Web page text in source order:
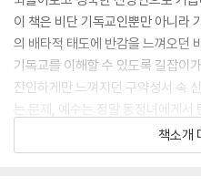
이 책은 비단 기독교인뿐만 아니라
의 배타적 태도에 반감을 느껴오던
기독교를 이해할 수 있도록 길잡이
잔인하게만 느껴지던 구약성서 속
는 문제, 예수는 정말 동정녀에게서
신학적 문제들에 대해 명확한 근거
여, 인문학적 호기심을 가진 일반
책소개